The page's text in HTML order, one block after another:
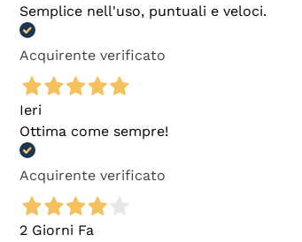
Semplice nell'uso, puntuali e veloci.
Acquirente verificato
Ieri
Ottima come sempre!
Acquirente verificato
2 Giorni Fa